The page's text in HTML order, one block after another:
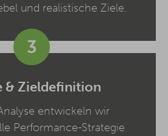
und realistische Ziele.
3
& Zieldefinition
entwickeln wir
Performance-Strategie